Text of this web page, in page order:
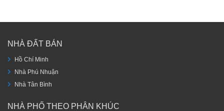
NHÀ ĐẤT BÁN
Hồ Chí Minh
Nhà Phú Nhuận
Nhà Tân Bình
NHÀ PHỐ THEO PHÂN KHÚC